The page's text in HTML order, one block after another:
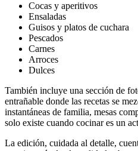
Cocas y aperitivos
Ensaladas
Guisos y platos de cuchara
Pescados
Carnes
Arroces
Dulces
También incluye una sección de
entrañable donde las recetas se
instantáneas de familia, mesas
solo existe cuando cocinar es un
La edición, cuidada al detalle,